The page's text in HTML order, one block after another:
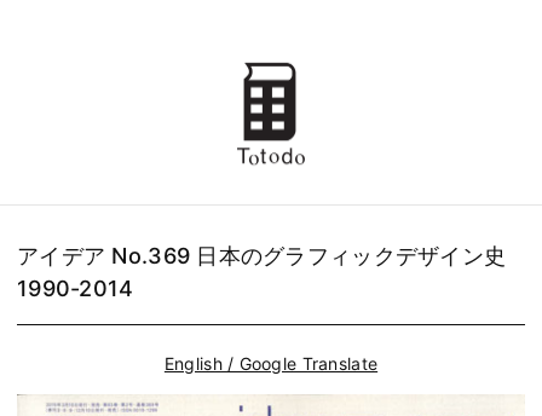
アイデア No.369 日本のグラフィックデザイン史
1990-2014
English / Google Translate